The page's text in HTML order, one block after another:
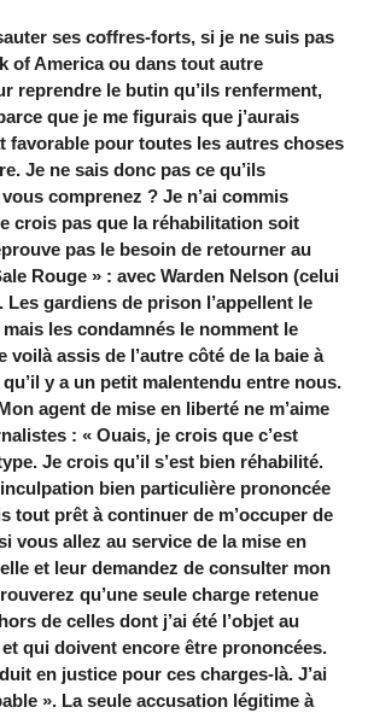
ses coffres-forts, si je ne suis pas
of America ou dans tout autre
reprendre le butin qu’ils renferment,
que je me figurais que j’aurais
favorable pour toutes les autres choses
Je ne sais donc pas ce qu’ils
comprenez ? Je n’ai commis
crois pas que la réhabilitation soit
pas le besoin de retourner au
Rouge » : avec Warden Nelson (celui
Les gardiens de prison l’appellent le
les condamnés le nomment le
voilà assis de l’autre côté de la baie à
qu’il y a un petit malentendu entre nous.
agent de mise en liberté ne m’aime
: « Ouais, je crois que c’est
Je crois qu’il s’est bien réhabilité.
inculpation bien particulière prononcée
tout prêt à continuer de m’occuper de
vous allez au service de la mise en
et leur demandez de consulter mon
qu’une seule charge retenue
de celles dont j’ai été l’objet au
et qui doivent encore être prononcées.
en justice pour ces charges-là. J’ai
». La seule accusation légitime à